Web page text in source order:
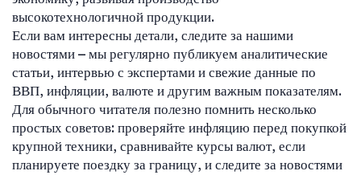
высокотехнологичной продукции.
Если вам интересны детали, следите за нашими
новостями – мы регулярно публикуем аналитические
статьи, интервью с экспертами и свежие данные по
ВВП, инфляции, валюте и другим важным показателям.
Для обычного читателя полезно помнить несколько
простых советов: проверяйте инфляцию перед покупкой
крупной техники, сравнивайте курсы валют, если
планируете поездку за границу, и следите за новостями